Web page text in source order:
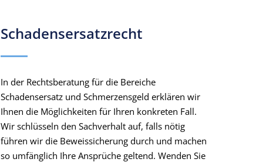
Schadensersatzrecht
In der Rechtsberatung für die Bereiche
Schadensersatz und Schmerzensgeld erklären wir
Ihnen die Möglichkeiten für Ihren konkreten Fall.
Wir schlüsseln den Sachverhalt auf, falls nötig
führen wir die Beweissicherung durch und machen
so umfänglich Ihre Ansprüche geltend. Wenden Sie